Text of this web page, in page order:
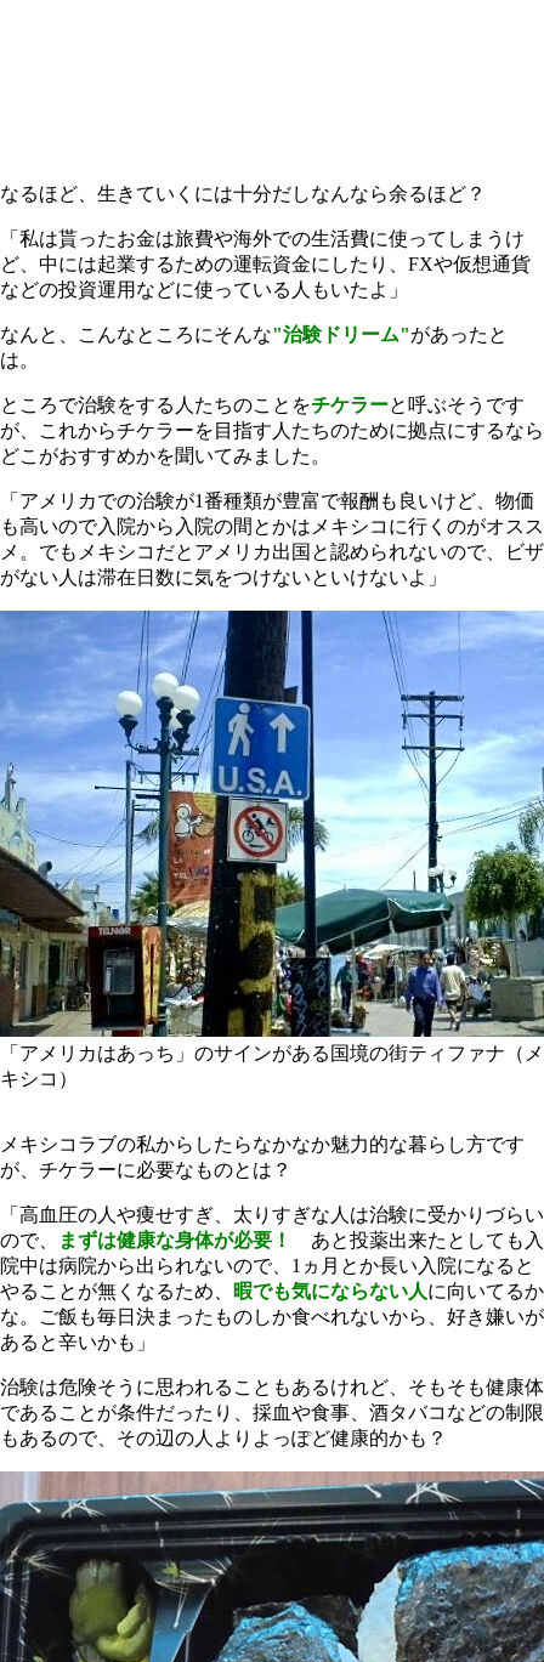
なるほど、生きていくには十分だしなんなら余るほど？
「私は貰ったお金は旅費や海外での生活費に使ってしまうけ
ど、中には起業するための運転資金にしたり、FXや仮想通貨
などの投資運用などに使っている人もいたよ」
なんと、こんなところにそんな"治験ドリーム"があったと
は。
ところで治験をする人たちのことをチケラーと呼ぶそうです
が、これからチケラーを目指す人たちのために拠点にするなら
どこがおすすめかを聞いてみました。
「アメリカでの治験が1番種類が豊富で報酬も良いけど、物価
も高いので入院から入院の間とかはメキシコに行くのがオスス
メ。でもメキシコだとアメリカ出国と認められないので、ビザ
がない人は滞在日数に気をつけないといけないよ」
「アメリカはあっち」のサインがある国境の街ティファナ（メ
キシコ）
メキシコラブの私からしたらなかなか魅力的な暮らし方です
が、チケラーに必要なものとは？
「高血圧の人や痩せすぎ、太りすぎな人は治験に受かりづらい
ので、
まずは健康な身体が必要！
あと投薬出来たとしても入
院中は病院から出られないので、1ヵ月とか長い入院になると
やることが無くなるため、
暇でも気にならない人に向いてるか
な。ご飯も毎日決まったものしか食べれないから、好き嫌いが
あると辛いかも」
治験は危険そうに思われることもあるけれど、そもそも健康体
であることが条件だったり、採血や食事、酒タバコなどの制限
もあるので、その辺の人よりよっぽど健康的かも？